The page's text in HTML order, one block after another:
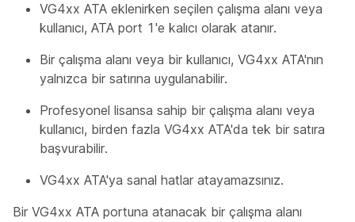
VG4xx ATA eklenirken seçilen çalışma alanı veya
kullanıcı, ATA port 1'e kalıcı olarak atanır.
Bir çalışma alanı veya bir kullanıcı, VG4xx ATA'nın
yalnızca bir satırına uygulanabilir.
Profesyonel lisansa sahip bir çalışma alanı veya
kullanıcı, birden fazla VG4xx ATA'da tek bir satıra
başvurabilir.
VG4xx ATA'ya sanal hatlar atayamazsınız.
Bir VG4xx ATA portuna atanacak bir çalışma alanı